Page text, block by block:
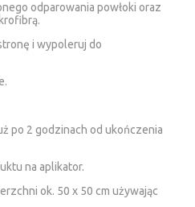
odparowania powłoki oraz
i wypoleruj do
po 2 godzinach od ukończenia
na aplikator.
ok. 50 x 50 cm używając